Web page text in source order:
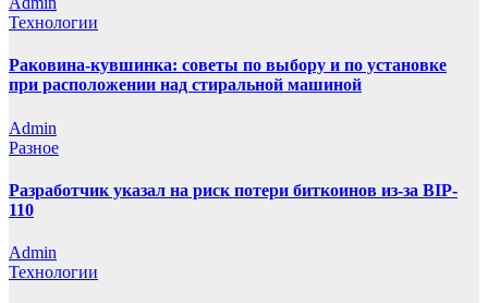
Технологии
Раковина-кувшинка: советы по выбору и по установке
при расположении над стиральной машиной
Admin
Разное
Разработчик указал на риск потери биткоинов из-за BIP-
110
Admin
Технологии